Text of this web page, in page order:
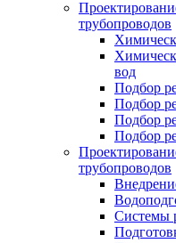
трубопроводов
вод
Подбор
Подбор
Подбор
Подбор
трубопроводов
Системы